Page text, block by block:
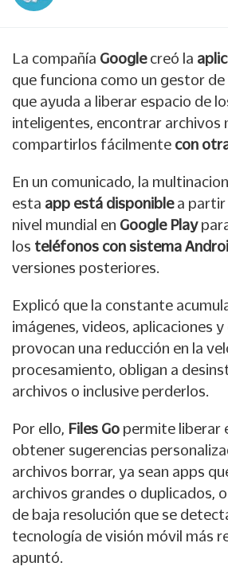
La compañía Google creó la
que funciona como un gestor
que ayuda a liberar espacio de
inteligentes, encontrar archivos
compartirlos fácilmente con
En un comunicado, la
esta app está disponible a partir
nivel mundial en Google Play
los teléfonos con sistema
versiones posteriores.
Explicó que la constante
imágenes, videos, aplicaciones
provocan una reducción en la
procesamiento, obligan a
archivos o inclusive perderlos.
Por ello, Files Go permite liberar
obtener sugerencias
archivos borrar, ya sean apps
archivos grandes o duplicados,
de baja resolución que se
tecnología de visión móvil más
apuntó.